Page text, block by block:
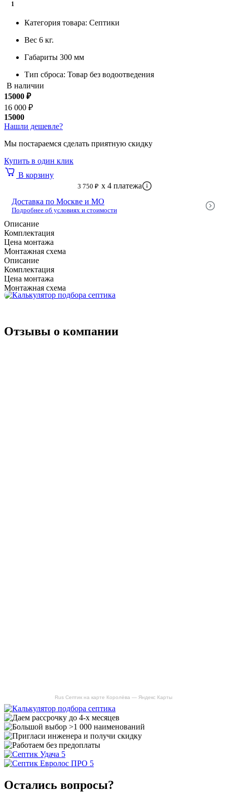
1
Категория товара: Септики
Вес 6 кг.
Габариты 300 мм
Тип сброса: Товар без водоотведения
Уровень УГВ
Подвод. труба
Гарантия производителя
Пользователей:90 человек
Пользователей:
Пользователей:
Пользователей:75 человек
Пользователей:
Проживание:
Материал:
Производитель:
В наличии
15000 ₽
16 000 ₽
15000
Нашли дешевле?
Мы постараемся сделать приятную скидку
Купить в один клик
В корзину
3 750 ₽ x 4 платежа
Доставка по Москве и МО
Подробнее об условиях и стоимости
Описание
Комплектация
Цена монтажа
Монтажная схема
Описание
Комплектация
Цена монтажа
Монтажная схема
Отзывы о компании
Rus Септик на карте Королёва — Яндекс Карты
Остались вопросы?